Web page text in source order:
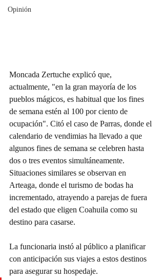
Opinión
Moncada Zertuche explicó que,
actualmente, "en la gran mayoría de los
pueblos mágicos, es habitual que los fines
de semana estén al 100 por ciento de
ocupación". Citó el caso de Parras, donde el
calendario de vendimias ha llevado a que
algunos fines de semana se celebren hasta
dos o tres eventos simultáneamente.
Situaciones similares se observan en
Arteaga, donde el turismo de bodas ha
incrementado, atrayendo a parejas de fuera
del estado que eligen Coahuila como su
destino para casarse.
La funcionaria instó al público a planificar
con anticipación sus viajes a estos destinos
para asegurar su hospedaje.